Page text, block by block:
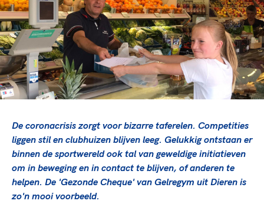
Sportonderzoek
Sportakkoord II
Game Changer
TeamNL kids
Nieuwspagina
Columns
Veilige en integere sport
Diversiteit en inclusie
Gezonde sportomgeving
Duurzaamheid
Bekwaam sportkader
Vitale clubs en bestuurlijk kader
Sportmatch
Clubacties
Handboek Wet- en Regelgeving
Opleidingen en trainingen
TeamNL Academie Kalender
Kennisaanbod TeamNL Experts
TeamNL Sport Science Centre
Paralympische Spelen LA28
Europese Spelen Istanbul 2027
Topsportbeleid
Topsportfinanciering
De coronacrisis zorgt voor bizarre taferelen. Competities
liggen stil en clubhuizen blijven leeg. Gelukkig ontstaan er
binnen de sportwereld ook tal van geweldige initiatieven
om in beweging en in contact te blijven, of anderen te
helpen. De 'Gezonde Cheque' van Gelregym uit Dieren is
zo'n mooi voorbeeld.